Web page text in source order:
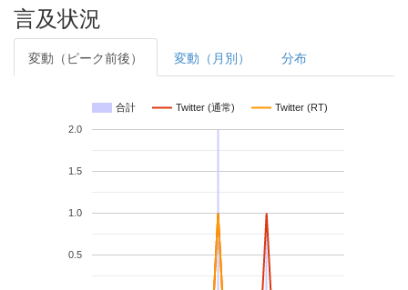
言及状況
変動（ピーク前後） 変動（月別） 分布
合計 Twitter (通常) Twitter (RT)
0.5
1.0
1.5
2.0